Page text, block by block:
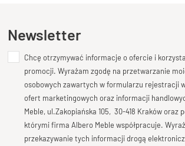
Prezentujemy szafkę RTV z bestsellerowej
Nowa wersja modelu o długości 150 cm
do 60 cm, przy zachowaniuergonomicznych
Wnęka na sprzęt ma wysokość 18 cm, a
efekt udało się osiągnąć dzięki
listwy środkowej do 4 cm
Charakterystyczne dla kolekcji są wciąż
Dodaj opinię o produkcie
Twoja ocena
Bardzo dobry
Twoja opinia o produkcie
Newsletter
Chcę otrzymywać informacje o ofercie i
promocji. Wyrażam zgodę na przetwarzanie
osobowych zawartych w formularzu rejestracji
ofert marketingowych oraz informacji
Meble, ul.Zakopiańska 105, 30-418 Kraków oraz
którymi firma Albero Meble współpracuje.
przekazywanie tych informacji drogą